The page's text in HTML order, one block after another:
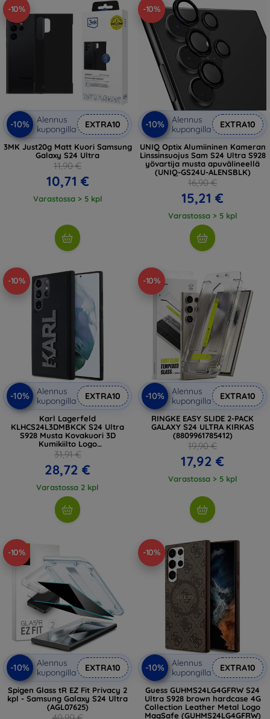
-10%
-10%
Alennus
kupongilla
EXTRA10
3MK Just20g Matt Kuori Samsung
Galaxy S24 Ultra
11,90 €
10,71 €
Varastossa > 5 kpl
-10%
-10%
Alennus
kupongilla
EXTRA10
UNIQ Optix Alumiininen Kameran
Linssinsuojus Sam S24 Ultra S928
yövartija musta apuvälineellä
(UNIQ-GS24U-ALENSBLK)
16,90 €
15,21 €
Varastossa > 5 kpl
-10%
-10%
Alennus
kupongilla
EXTRA10
Karl Lagerfeld
KLHCS24L3DMBKCK S24 Ultra
S928 Musta Kovakuori 3D
Kumikiilto Logo
(KLHCS24L3DMBKCK)
31,91 €
28,72 €
Varastossa 2 kpl
-10%
-10%
Alennus
kupongilla
EXTRA10
RINGKE EASY SLIDE 2-PACK
GALAXY S24 ULTRA KIRKAS
(8809961785412)
19,90 €
17,92 €
Varastossa > 5 kpl
-10%
-10%
Alennus
kupongilla
EXTRA10
Spigen Glass tR EZ Fit Privacy 2
kpl - Samsung Galaxy S24 Ultra
(AGL07625)
-10%
-10%
Alennus
kupongilla
EXTRA10
Guess GUHMS24LG4GFRW S24
Ultra S928 brown hardcase 4G
Collection Leather Metal Logo
MagSafe (GUHMS24LG4GFRW)